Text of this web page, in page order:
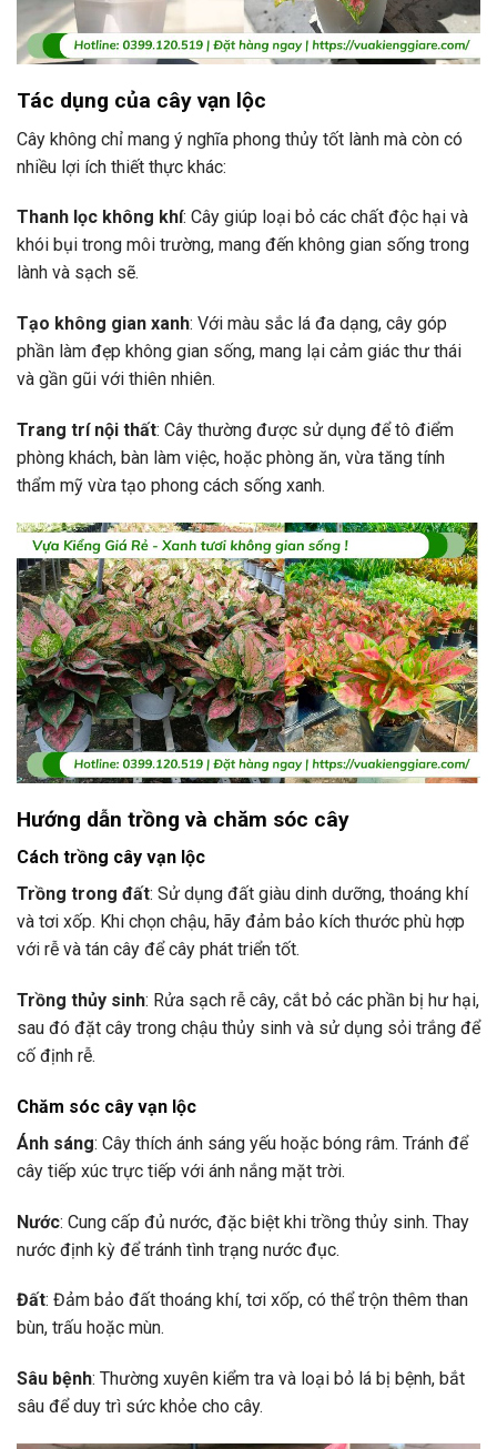
Tác dụng của cây vạn lộc
Cây không chỉ mang ý nghĩa phong thủy tốt lành mà còn có
nhiều lợi ích thiết thực khác:
Thanh lọc không khí: Cây giúp loại bỏ các chất độc hại và
khói bụi trong môi trường, mang đến không gian sống trong
lành và sạch sẽ.
Tạo không gian xanh: Với màu sắc lá đa dạng, cây góp
phần làm đẹp không gian sống, mang lại cảm giác thư thái
và gần gũi với thiên nhiên.
Trang trí nội thất: Cây thường được sử dụng để tô điểm
phòng khách, bàn làm việc, hoặc phòng ăn, vừa tăng tính
thẩm mỹ vừa tạo phong cách sống xanh.
Hướng dẫn trồng và chăm sóc cây
Cách trồng cây vạn lộc
Trồng trong đất: Sử dụng đất giàu dinh dưỡng, thoáng khí
và tơi xốp. Khi chọn chậu, hãy đảm bảo kích thước phù hợp
với rễ và tán cây để cây phát triển tốt.
Trồng thủy sinh: Rửa sạch rễ cây, cắt bỏ các phần bị hư hại,
sau đó đặt cây trong chậu thủy sinh và sử dụng sỏi trắng để
cố định rễ.
Chăm sóc cây vạn lộc
Ánh sáng: Cây thích ánh sáng yếu hoặc bóng râm. Tránh để
cây tiếp xúc trực tiếp với ánh nắng mặt trời.
Nước: Cung cấp đủ nước, đặc biệt khi trồng thủy sinh. Thay
nước định kỳ để tránh tình trạng nước đục.
Đất: Đảm bảo đất thoáng khí, tơi xốp, có thể trộn thêm than
bùn, trấu hoặc mùn.
Sâu bệnh: Thường xuyên kiểm tra và loại bỏ lá bị bệnh, bắt
sâu để duy trì sức khỏe cho cây.